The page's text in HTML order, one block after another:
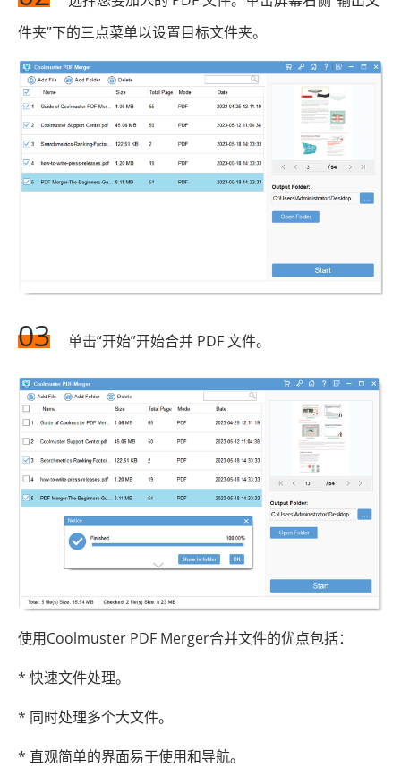
件夹”下的三点菜单以设置目标文件夹。
03 单击“开始”开始合并 PDF 文件。
使用Coolmuster PDF Merger合并文件的优点包括：
* 快速文件处理。
* 同时处理多个大文件。
* 直观简单的界面易于使用和导航。